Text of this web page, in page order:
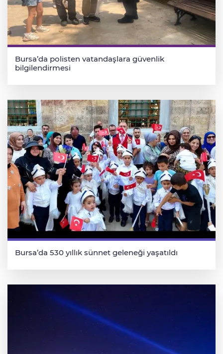
Bursa’da polisten vatandaşlara güvenlik
bilgilendirmesi
Bursa’da 530 yıllık sünnet geleneği yaşatıldı